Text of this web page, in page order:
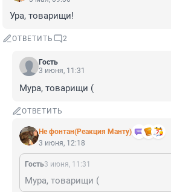
Ура, товарищи!
ОТВЕТИТЬ 2
Гость
3 июня, 11:31
Мура, товарищи (
ОТВЕТИТЬ
Не фонтан(Реакция Манту)
3 июня, 12:18
Гость3 июня, 11:31
Мура, товарищи (